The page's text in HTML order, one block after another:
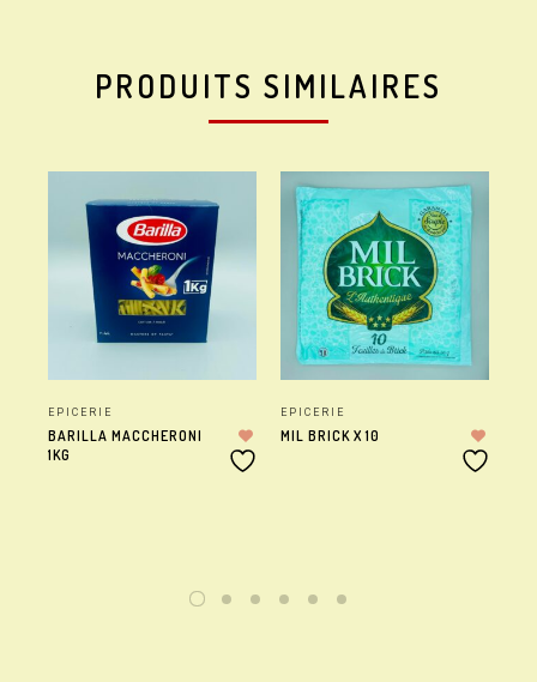
PRODUITS SIMILAIRES
EPICERIE
BARILLA MACCHERONI
1KG
EPICERIE
MIL BRICK X 10